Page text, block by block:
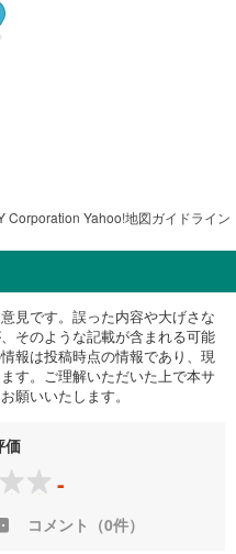
Corporation Yahoo!地図ガイドライン
見です。誤った内容や大げさな
そのような記載が含まれる可能
報は投稿時点の情報であり、現
す。ご理解いただいた上で本サ
願いいたします。
価
-
コメント（0件）